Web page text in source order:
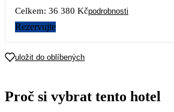
Celkem: 36 380 Kčpodrobnosti
Rezervujte
uložit do oblíbených
Proč si vybrat tento hotel